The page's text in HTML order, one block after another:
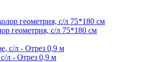
геометрия, с/л 75*180 см
л - Отрез 0,9 м